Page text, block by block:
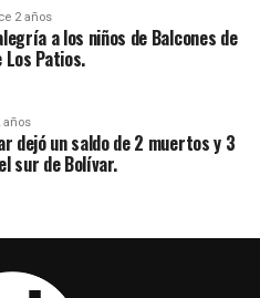
2 años
a los niños de Balcones de
Los Patios.
años
dejó un saldo de 2 muertos y 3
sur de Bolívar.